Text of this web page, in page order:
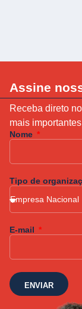
Assine
Receba direto
mais
Nome
Tipo de
E-mail
ENVIAR